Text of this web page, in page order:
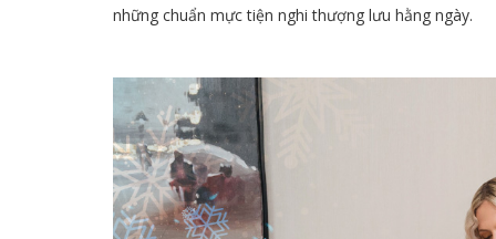
những chuẩn mực tiện nghi thượng lưu hằng ngày.